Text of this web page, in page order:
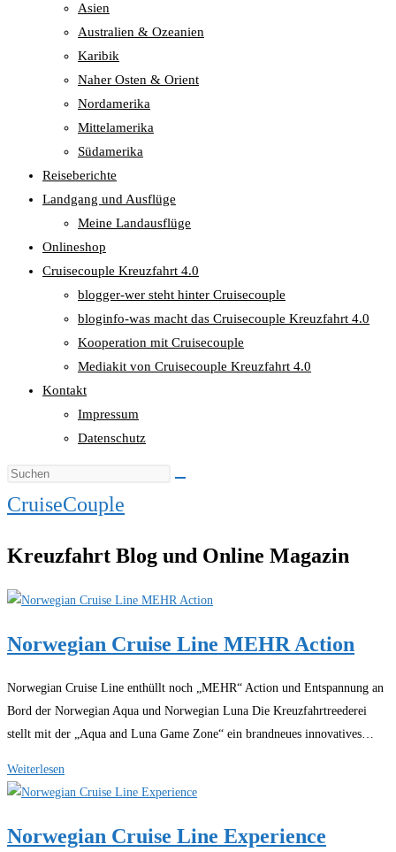
Asien
Australien & Ozeanien
Karibik
Naher Osten & Orient
Nordamerika
Mittelamerika
Südamerika
Reiseberichte
Landgang und Ausflüge
Meine Landausflüge
Onlineshop
Cruisecouple Kreuzfahrt 4.0
blogger-wer steht hinter Cruisecouple
bloginfo-was macht das Cruisecouple Kreuzfahrt 4.0
Kooperation mit Cruisecouple
Mediakit von Cruisecouple Kreuzfahrt 4.0
Kontakt
Impressum
Datenschutz
CruiseCouple
Kreuzfahrt Blog und Online Magazin
Norwegian Cruise Line MEHR Action
Norwegian Cruise Line enthüllt noch „MEHR“ Action und Entspannung an
Bord der Norwegian Aqua und Norwegian Luna Die Kreuzfahrtreederei
stellt mit der „Aqua and Luna Game Zone“ ein brandneues innovatives…
Weiterlesen
Cruise
MEHR
Norwegian Cruise Line Experience